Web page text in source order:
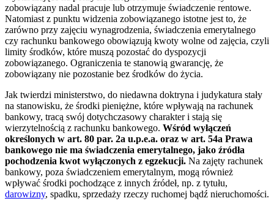
zobowiązany nadal pracuje lub otrzymuje świadczenie rentowe.
Natomiast z punktu widzenia zobowiązanego istotne jest to, że
zarówno przy zajęciu wynagrodzenia, świadczenia emerytalnego
czy rachunku bankowego obowiązują kwoty wolne od zajęcia, czyli
limity środków, które muszą pozostać do dyspozycji
zobowiązanego. Ograniczenia te stanowią gwarancję, że
zobowiązany nie pozostanie bez środków do życia.
Jak twierdzi ministerstwo, do niedawna doktryna i judykatura stały
na stanowisku, że środki pieniężne, które wpływają na rachunek
bankowy, tracą swój dotychczasowy charakter i stają się
wierzytelnością z rachunku bankowego. Wśród wyłączeń
określonych w art. 80 par. 2a u.p.e.a. oraz w art. 54a Prawa
bankowego nie ma świadczenia emerytalnego, jako źródła
pochodzenia kwot wyłączonych z egzekucji. Na zajęty rachunek
bankowy, poza świadczeniem emerytalnym, mogą również
wpływać środki pochodzące z innych źródeł, np. z tytułu,
darowizny, spadku, sprzedaży rzeczy ruchomej bądź nieruchomości.